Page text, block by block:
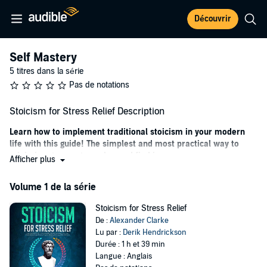
Découvrir
Self Mastery
5 titres dans la série
Pas de notations
Stoicism for Stress Relief Description
Learn how to implement traditional stoicism in your modern
life with this guide! The simplest and most practical way to
minimize stress, stay calm, and find inner peace.
Do you find yourself feeling stressed out most days?
If you’re looking for a way to find some inner peace and calmness in
your life, then Stoicism is the perfect solution for you!
Afficher plus
Volume 1 de la série
Stoicism for Stress Relief
De :Alexander Clarke
Lu par : Derik Hendrickson
Durée : 1 h et 39 min
Langue : Anglais